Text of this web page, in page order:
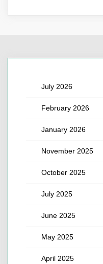
July 2026
February 2026
January 2026
November 2025
October 2025
July 2025
June 2025
May 2025
April 2025